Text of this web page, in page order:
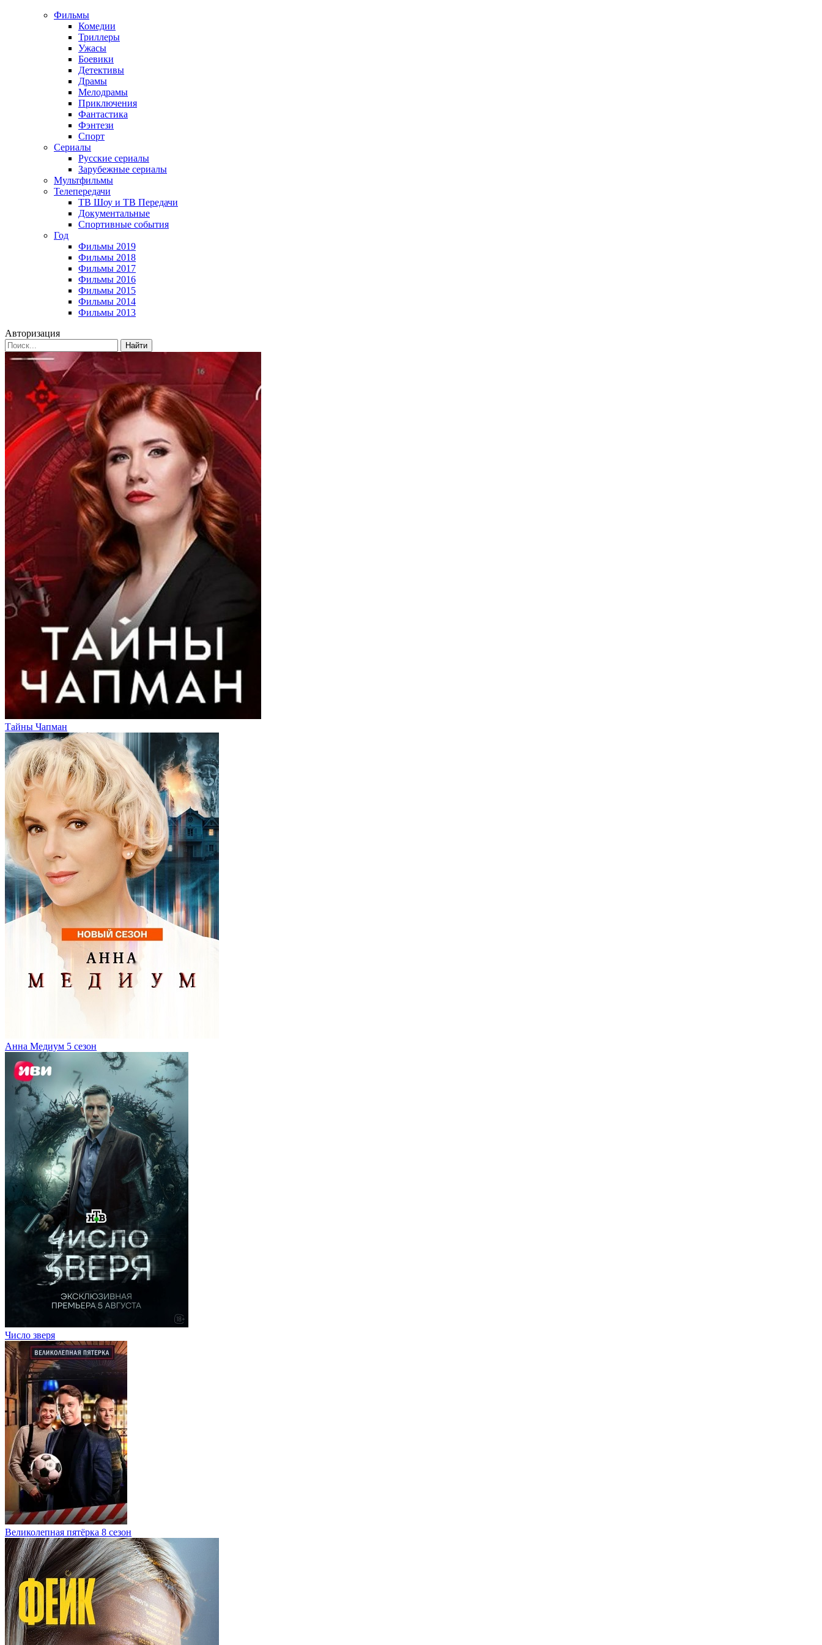
Фильмы
Комедии
Триллеры
Ужасы
Боевики
Детективы
Драмы
Мелодрамы
Приключения
Фантастика
Фэнтези
Спорт
Сериалы
Русские сериалы
Зарубежные сериалы
Мультфильмы
Телепередачи
ТВ Шоу и ТВ Передачи
Документальные
Спортивные события
Год
Фильмы 2019
Фильмы 2018
Фильмы 2017
Фильмы 2016
Фильмы 2015
Фильмы 2014
Фильмы 2013
Авторизация
Найти
Тайны Чапман
Анна Медиум 5 сезон
Число зверя
Великолепная пятёрка 8 сезон